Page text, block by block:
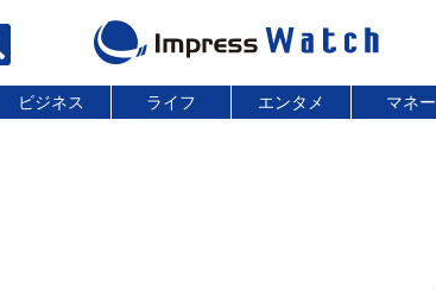
ビジネス ライフ エンタメ マネー